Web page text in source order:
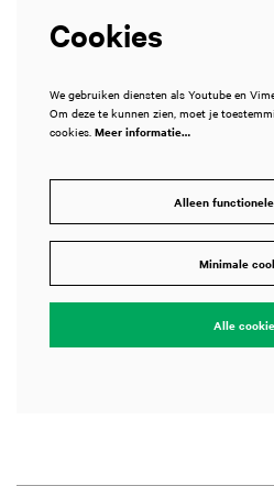
Cookies
We gebruiken diensten als Youtube en
Om deze te kunnen zien, moet je
cookies. Meer informatie…
Alleen
Minimale
Alle